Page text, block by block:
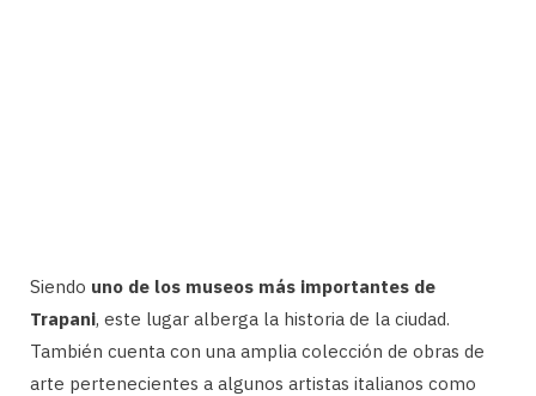
Siendo uno de los museos más importantes de
Trapani, este lugar alberga la historia de la ciudad.
También cuenta con una amplia colección de obras de
arte pertenecientes a algunos artistas italianos como